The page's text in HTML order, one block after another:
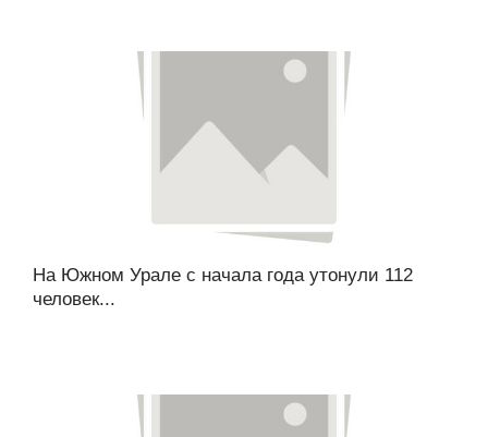
На Южном Урале с начала года утонули 112
человек...